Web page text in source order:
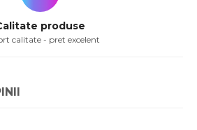
produse
calitate - pret excelent